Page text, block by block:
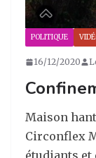
POLITIQUE
16/12/2020
Maison
Circonflex